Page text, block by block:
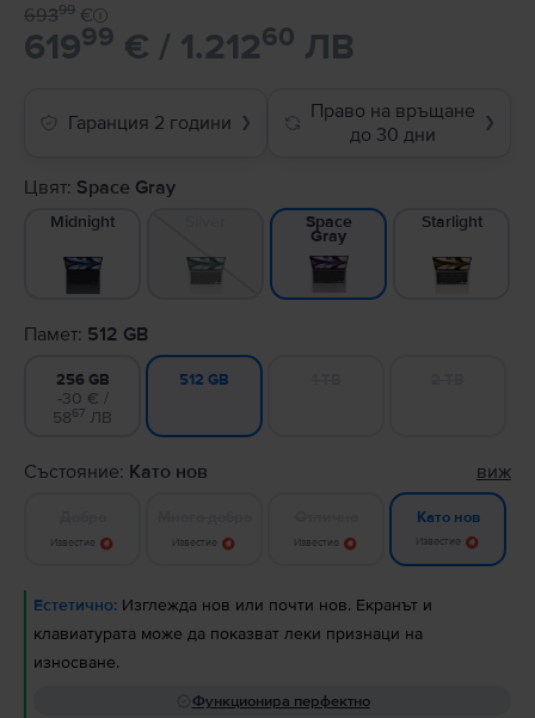
61999 € / 1.21260 ЛВ
69399 €
Гаранция 2 години ❯
Право на връщане
до 30 дни
❯
Цвят: Space Gray
Midnight Space
Gray
Starlight
Памет: 512 GB
256 GB
-30 € /
5867 ЛВ
512 GB
Състояние: Като нов виж
Известие Известие Известие
Като нов
Известие
Естетично: Изглежда нов или почти нов. Екранът и
клавиатурата може да показват леки признаци на
износване.
Функционира перфектно